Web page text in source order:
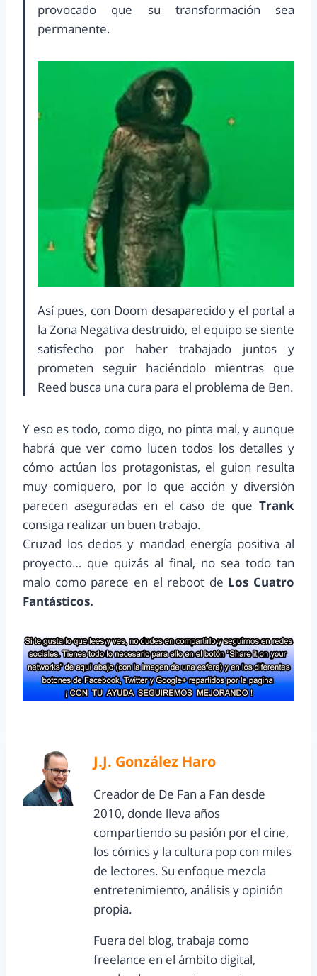
provocado que su transformación sea
permanente.
Así pues, con Doom desaparecido y el portal a
la Zona Negativa destruido, el equipo se siente
satisfecho por haber trabajado juntos y
prometen seguir haciéndolo mientras que
Reed busca una cura para el problema de Ben.
Y eso es todo, como digo, no pinta mal, y aunque
habrá que ver como lucen todos los detalles y
cómo actúan los protagonistas, el guion resulta
muy comiquero, por lo que acción y diversión
parecen aseguradas en el caso de que Trank
consiga realizar un buen trabajo.
Cruzad los dedos y mandad energía positiva al
proyecto… que quizás al final, no sea todo tan
malo como parece en el reboot de Los Cuatro
Fantásticos.
J.J. González Haro
Creador de De Fan a Fan desde
2010, donde lleva años
compartiendo su pasión por el cine,
los cómics y la cultura pop con miles
de lectores. Su enfoque mezcla
entretenimiento, análisis y opinión
propia.
Fuera del blog, trabaja como
freelance en el ámbito digital,